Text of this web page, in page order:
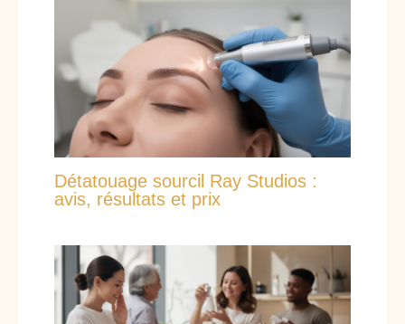
Détatouage sourcil Ray Studios :
avis, résultats et prix